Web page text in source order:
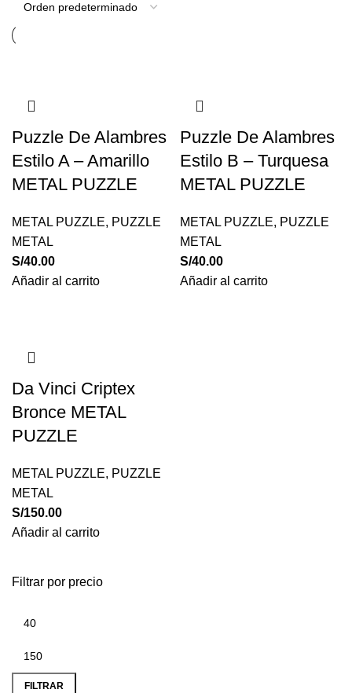
Filtrar por precio
Precio
mínimo
Precio
máximo
FILTRAR
Puzzle De Alambres
Estilo A – Amarillo
METAL PUZZLE
METAL PUZZLE, PUZZLE
METAL
S/40.00
Añadir al carrito
Puzzle De Alambres
Estilo B – Turquesa
METAL PUZZLE
METAL PUZZLE, PUZZLE
METAL
S/40.00
Añadir al carrito
Da Vinci Criptex
Bronce METAL
PUZZLE
METAL PUZZLE, PUZZLE
METAL
S/150.00
Añadir al carrito